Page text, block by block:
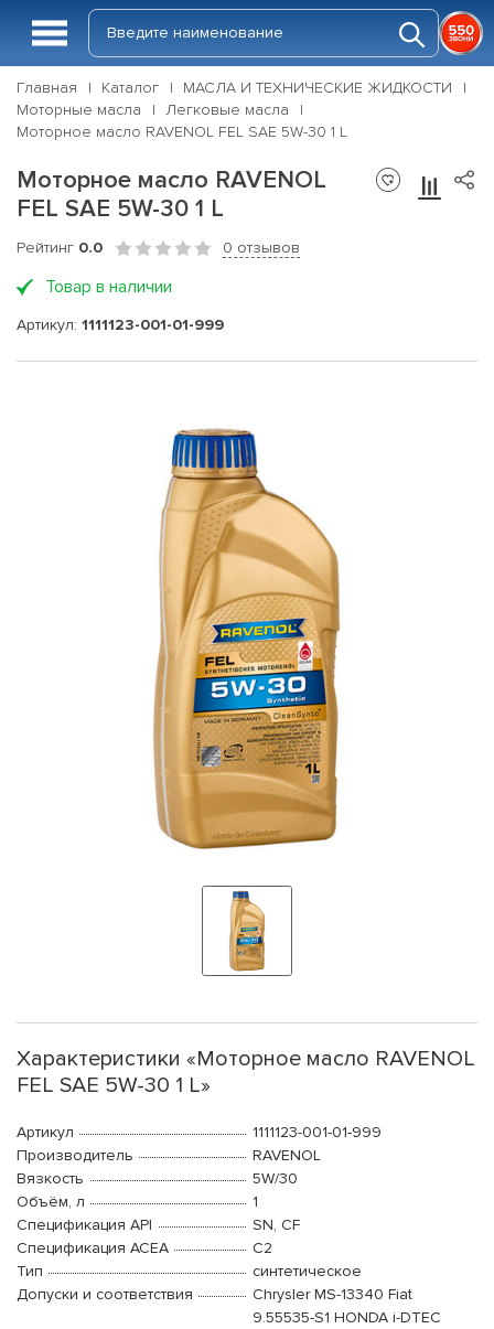
Главная Каталог
МАСЛА И ТЕХНИЧЕСКИЕ ЖИДКОСТИ
Моторные масла
Легковые масла
Моторное масло RAVENOL FEL SAE 5W-30 1 L
Моторное масло RAVENOL
FEL SAE 5W-30 1 L
Рейтинг 0.0 0 отзывов
Товар в наличии
Артикул: 1111123-001-01-999
Характеристики «Моторное масло RAVENOL
FEL SAE 5W-30 1 L»
Артикул
1111123-001-01-999
Производитель
RAVENOL
Вязкость
5W/30
Объём, л
1
Спецификация API
SN, CF
Спецификация ACEA
C2
Тип
синтетическое
Допуски и соответствия
Chrysler MS-13340 Fiat
9.55535-S1 HONDA i-DTEC